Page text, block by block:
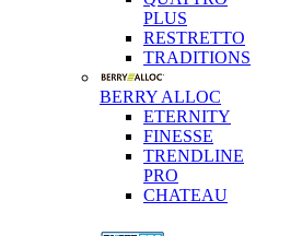
PLUS
RESTRETTO
TRADITIONS
BERRY ALLOC
ETERNITY
FINESSE
TRENDLINE
PRO
CHATEAU